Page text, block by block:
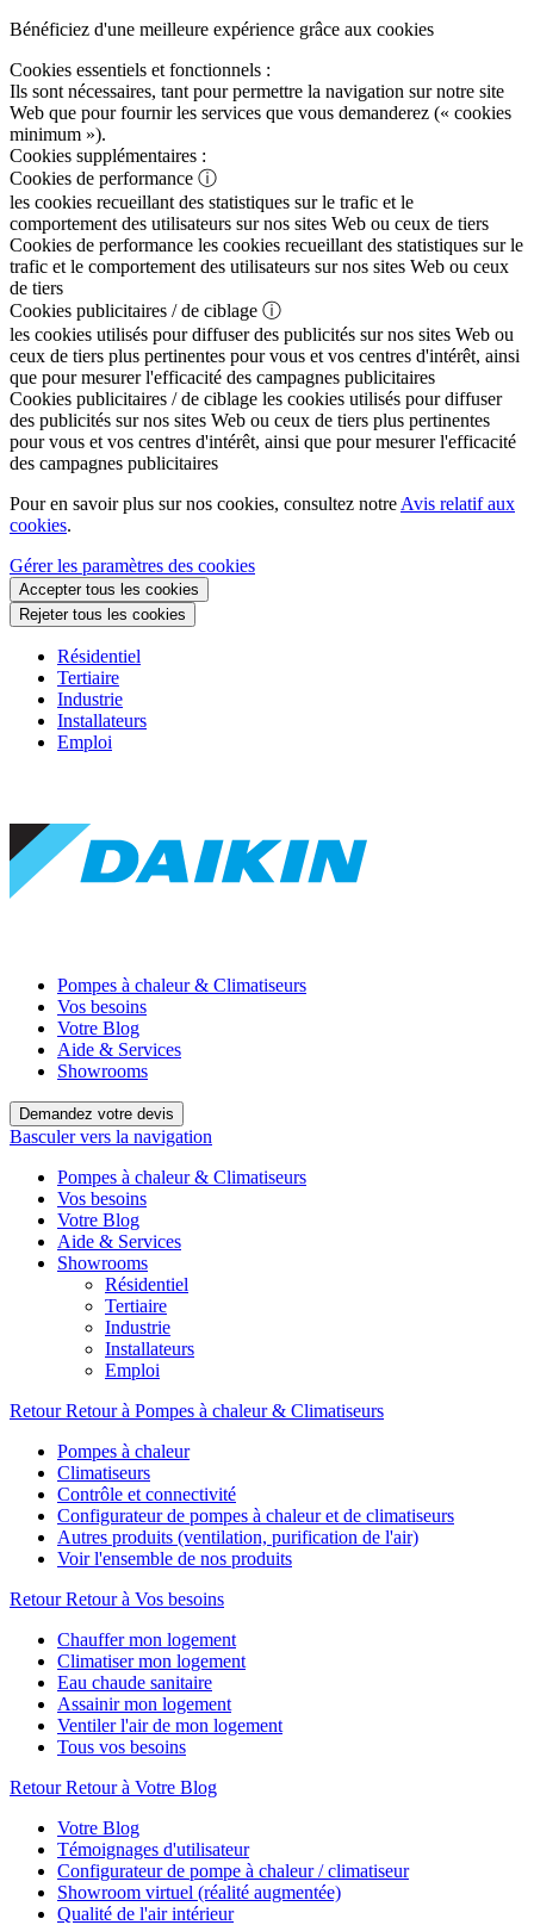
Bénéficiez d'une meilleure expérience grâce aux cookies
Cookies essentiels et fonctionnels :
Ils sont nécessaires, tant pour permettre la navigation sur notre site
Web que pour fournir les services que vous demanderez (« cookies
minimum »).
Cookies supplémentaires :
Cookies de performance ⓘ
les cookies recueillant des statistiques sur le trafic et le
comportement des utilisateurs sur nos sites Web ou ceux de tiers
Cookies de performance les cookies recueillant des statistiques sur le
trafic et le comportement des utilisateurs sur nos sites Web ou ceux
de tiers
Cookies publicitaires / de ciblage ⓘ
les cookies utilisés pour diffuser des publicités sur nos sites Web ou
ceux de tiers plus pertinentes pour vous et vos centres d'intérêt, ainsi
que pour mesurer l'efficacité des campagnes publicitaires
Cookies publicitaires / de ciblage les cookies utilisés pour diffuser
des publicités sur nos sites Web ou ceux de tiers plus pertinentes
pour vous et vos centres d'intérêt, ainsi que pour mesurer l'efficacité
des campagnes publicitaires
Pour en savoir plus sur nos cookies, consultez notre Avis relatif aux
cookies.
Gérer les paramètres des cookies
Accepter tous les cookies
Rejeter tous les cookies
Résidentiel
Tertiaire
Industrie
Installateurs
Emploi
Pompes à chaleur & Climatiseurs
Vos besoins
Votre Blog
Aide & Services
Showrooms
Demandez votre devis
Basculer vers la navigation
Pompes à chaleur & Climatiseurs
Vos besoins
Votre Blog
Aide & Services
Showrooms
Résidentiel
Tertiaire
Industrie
Installateurs
Emploi
Retour Retour à Pompes à chaleur & Climatiseurs
Pompes à chaleur
Climatiseurs
Contrôle et connectivité
Configurateur de pompes à chaleur et de climatiseurs
Autres produits (ventilation, purification de l'air)
Voir l'ensemble de nos produits
Retour Retour à Vos besoins
Chauffer mon logement
Climatiser mon logement
Eau chaude sanitaire
Assainir mon logement
Ventiler l'air de mon logement
Tous vos besoins
Retour Retour à Votre Blog
Votre Blog
Témoignages d'utilisateur
Configurateur de pompe à chaleur / climatiseur
Showroom virtuel (réalité augmentée)
Qualité de l'air intérieur